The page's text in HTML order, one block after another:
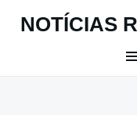
NOTÍCIAS